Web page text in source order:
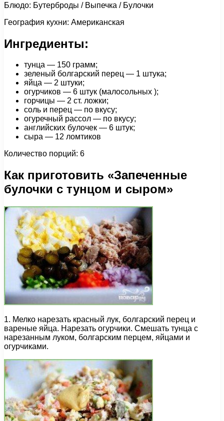
Блюдо: Бутерброды / Выпечка / Булочки
География кухни: Американская
Ингредиенты:
тунца — 150 грамм;
зеленый болгарский перец — 1 штука;
яйца — 2 штуки;
огурчиков — 6 штук (малосольных );
горчицы — 2 ст. ложки;
соль и перец — по вкусу;
огуречный рассол — по вкусу;
английских булочек — 6 штук;
сыра — 12 ломтиков
Количество порций: 6
Как приготовить «Запеченные
булочки с тунцом и сыром»
1. Мелко нарезать красный лук, болгарский перец и
вареные яйца. Нарезать огурчики. Смешать тунца с
нарезанным луком, болгарским перцем, яйцами и
огурчиками.